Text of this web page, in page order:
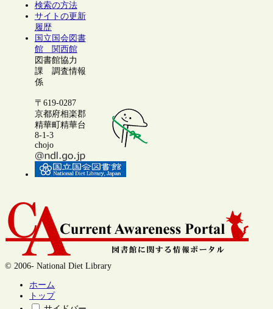
検索の方法
サイトの更新
履歴
国立国会図書
館 関西館
図書館協力
課 調査情報
係
〒619-0287
京都府相楽郡
精華町精華台
8-1-3
chojo
© 2006- National Diet Library
ホーム
トップ